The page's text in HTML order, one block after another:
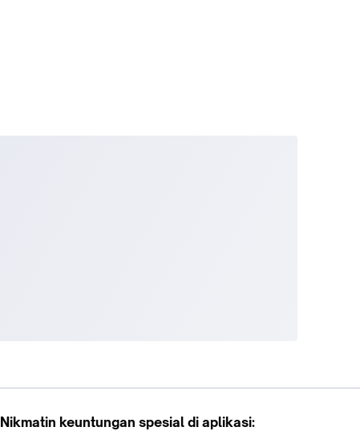
Nikmatin keuntungan spesial di aplikasi: